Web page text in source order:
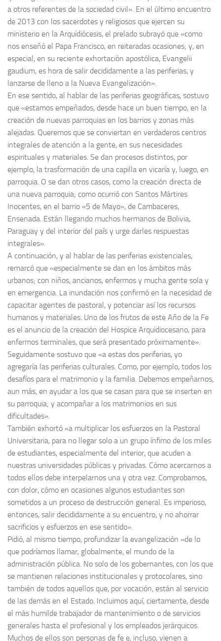
a otros referentes de la sociedad civil». En el último encuentro
de 2013 con los sacerdotes y religiosos que ejercen su
ministerio en la Arquidiócesis, el prelado subrayó que «como
nos enseñó el Papa Francisco, en reiteradas ocasiones; y, en
especial, en su reciente exhortación apostólica, Evangelii
gaudium, es hora de salir decididamente a las periferias, y
lanzarse de lleno a la Nueva Evangelización».
En ese sentido, al hablar de las periferias geográficas, sostuvo
que «estamos empeñados, desde hace un buen tiempo, en la
creación de nuevas parroquias en los barrios y zonas más
alejadas. Queremos que se conviertan en verdaderos centros
integrales de atención a la gente, en sus necesidades
espirituales y materiales. Se dan procesos distintos, por
ejemplo, la trasformación de una capilla en vicaría y, luego, en
parroquia. O se dan otros casos, como la creación directa de
una nueva parroquia; como ocurrió con Santos Mártires
Inocentes, en el barrio «5 de Mayo», de Cambaceres,
Ensenada. Están llegando muchos hermanos de Bolivia,
Paraguay y del interior del país y urge darles respuestas
integrales».
A continuación, y al hablar de las periferias existenciales,
remarcó que «especialmente se dan en los ámbitos más
urbanos; con niños, ancianos, enfermos y mucha gente sola y
en emergencia. La inundación nos confirmó en la necesidad de
capacitar agentes de pastoral, y potenciar así los recursos
humanos y materiales. Uno de los frutos de este Año de la Fe
es el anuncio de la creación del Hospice Arquidiocesano, para
enfermos terminales, que será presentado próximamente».
Seguidamente sostuvo que «a estas dos periferias, yo
agregaría las periferias culturales. Como, por ejemplo, todos los
desafíos para el matrimonio y la familia. Debemos empeñarnos,
aun más, en ayudar a los que se casan para que se inserten en
su parroquia; y acompañar a los matrimonios en sus
dificultades».
También exhortó «a multiplicar los esfuerzos en la Pastoral
Universitaria, para no llegar solo a un grupo ínfimo de los miles
de estudiantes, especialmente del interior, que acuden a
nuestras universidades públicas y privadas. Cómo acercarnos a
todos ellos debe interpelarnos una y otra vez. Comprobamos,
con dolor, cómo en ocasiones algunos estudiantes son
sometidos a un proceso de destrucción general. Es imperioso,
entonces, salir decididamente a su encuentro, y no ahorrar
sacrificios y esfuerzos en ese sentido».
Pidió, al mismo tiempo, profundizar la evangelización «de lo
que podríamos llamar, globalmente, el mundo de la
administración pública. No solo de los gobernantes, con los que
se mantienen relaciones institucionales y protocolares, sino
también de todos aquellos que, por vocación, están al servicio
de las demás en el Estado. Incluimos aquí, ciertamente, desde
el más humilde trabajador de mantenimiento o de servicios
generales hasta el profesional y los empleados jerárquicos.
Muchos de ellos son personas de fe e, incluso, vienen a